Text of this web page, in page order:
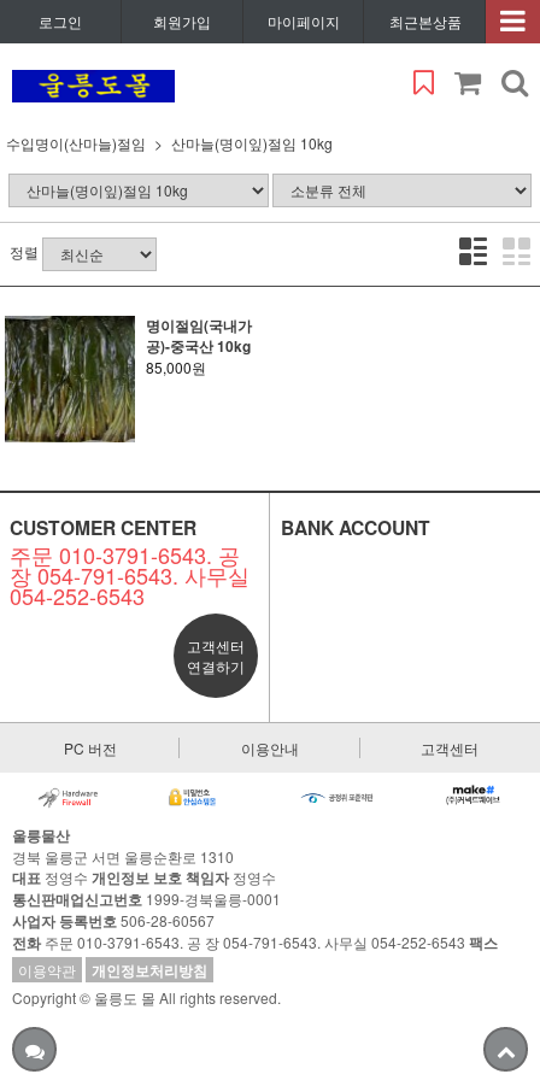
로그인 회원가입 마이페이지 최근본상품
수입명이(산마늘)절임 산마늘(명이잎)절임 10kg
정렬
명이절임(국내가
공)-중국산 10kg
85,000원
CUSTOMER CENTER
주문 010-3791-6543. 공
장 054-791-6543. 사무실
054-252-6543
고객센터
연결하기
BANK ACCOUNT
PC 버전 이용안내 고객센터
울릉물산
경북 울릉군 서면 울릉순환로 1310
대표 정영수 개인정보 보호 책임자정영수
통신판매업신고번호 1999-경북울릉-0001
사업자 등록번호506-28-60567
전화주문 010-3791-6543. 공 장 054-791-6543. 사무실 054-252-6543 팩스
이용약관 개인정보처리방침
Copyright © 울릉도 몰 All rights reserved.